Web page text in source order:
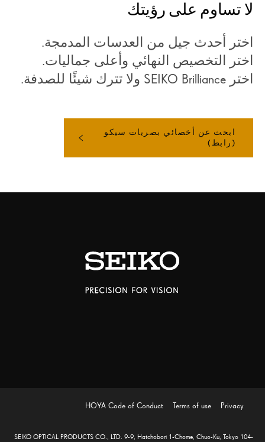
لا تساوم على رؤيتك
اختر أحدث جيل من العدسات المدمجة.
اختر التخصيص النهائي وأعلى جماليات.
اختر SEIKO Brilliance ولا تترك شيئًا للصدفة.
ابحث عن أخصائي بصريات سيكو
(رابط)
Privacy
Terms of use
HOYA Code of Conduct
SEIKO OPTICAL PRODUCTS CO., LTD. 9-9, Hatchobori 1-Chome, Chuo-Ku, Tokyo 104-